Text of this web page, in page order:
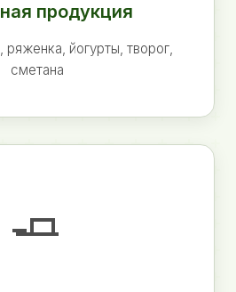
продукция
йогурты, творог,
сметана
🧈